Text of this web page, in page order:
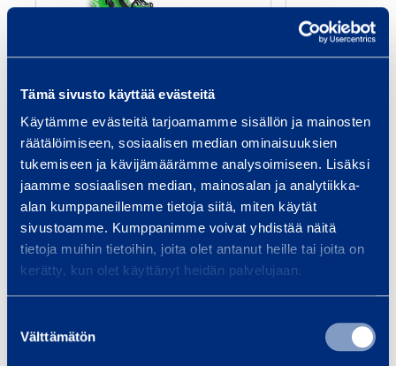
Tämä sivusto käyttää evästeitä
Käytämme evästeitä tarjoamamme sisällön ja mainosten
räätälöimiseen, sosiaalisen median ominaisuuksien
tukemiseen ja kävijämäärämme analysoimiseen. Lisäksi
jaamme sosiaalisen median, mainosalan ja analytiikka-
alan kumppaneillemme tietoja siitä, miten käytät
sivustoamme. Kumppanimme voivat yhdistää näitä
tietoja muihin tietoihin, joita olet antanut heille tai joita on
kerätty, kun olet käyttänyt heidän palvelujaan.
valinta
Välttämätön
i
e
a
l
k
o
p
a
Universalskopa
Fäste: Avant
Vikt: 73 kg
3,55 € / dag (VAT 0 %)
Till varukorgen
4,15 €
Till